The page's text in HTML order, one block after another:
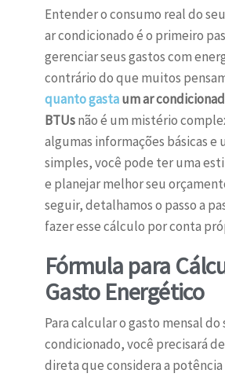
Entender o consumo real do
ar condicionado é o primeiro
gerenciar seus gastos com
contrário do que muitos
quanto gastaum ar
BTUsnão é um mistério
algumas informações básicas e
simples, você pode ter uma
e planejar melhor seu
seguir, detalhamos o passo a
fazer esse cálculo por conta
Fórmula para
Gasto Energético
Para calcular o gasto mensal do
condicionado, você precisará
direta que considera a